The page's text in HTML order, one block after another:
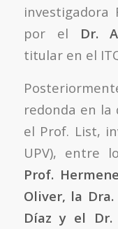
investigadora
por el Dr.
titular en el
redonda en
el Prof. List,
UPV), entre
Prof.
Oliver, la
Díaz y el Dr.